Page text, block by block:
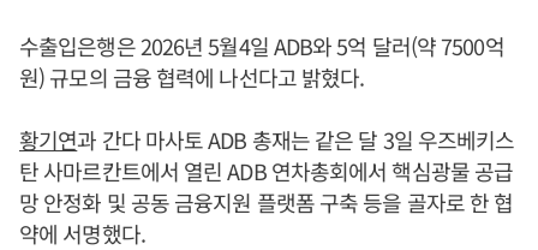
수출입은행은 2026년 5월4일 ADB와 5억 달러(약 7500억
원) 규모의 금융 협력에 나선다고 밝혔다.
황기연과 간다 마사토 ADB 총재는 같은 달 3일 우즈베키스
탄 사마르칸트에서 열린 ADB 연차총회에서 핵심광물 공급
망 안정화 및 공동 금융지원 플랫폼 구축 등을 골자로 한 협
약에 서명했다.